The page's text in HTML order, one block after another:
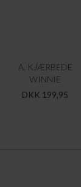
A. KJÆRBEDE
WINNIE
DKK 199,95